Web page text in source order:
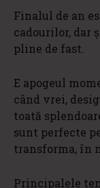
Finalul de an
cadourilor, dar
pline de fast.
E apogeul
când vrei,
toată
sunt perfecte
transforma, în
Principalele